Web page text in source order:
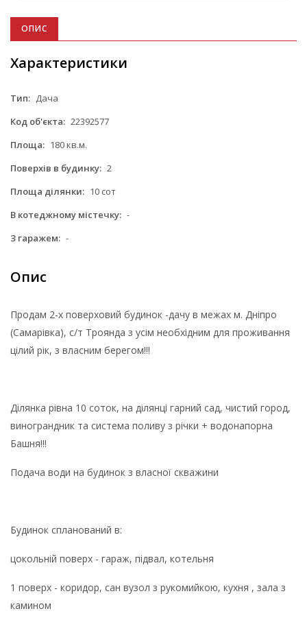
ОПИС
Характеристики
Тип: Дача
Код об'єкта: 22392577
Площа: 180 кв.м.
Поверхів в будинку: 2
Площа ділянки: 10 сот
В котеджному містечку: -
З гаражем: -
Опис
Продам 2-х поверховий будинок -дачу в межах м. Дніпро
(Самарівка), с/т Троянда з усім необхідним для проживання
цілий рік, з власним берегом!!!
Ділянка рівна 10 соток, на ділянці гарний сад, чистий город,
винограндник та система поливу з річки + водонапорна
Башня!!!
Подача води на будинок з власної скважини
Будинок спланований в:
цокольній поверх - гараж, підвал, котельня
1 поверх - коридор, сан вузол з рукомийкою, кухня , зала з
камином